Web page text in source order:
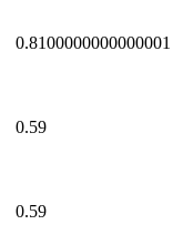
0.8100000000000001
0.59
0.59